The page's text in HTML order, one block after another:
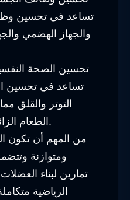
تساعد في تحسين
والجهاز الهضمي
تساعد في تحسين
التوتر والقلق
الطعام الزائد نتيجة للإجهاد النفسي.
من المهم أن تكون
ومتوازنة
تمارين لبناء
الرياضية